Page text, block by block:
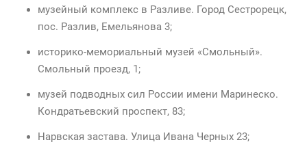
музейный комплекс в Разливе. Город Сестрорецк,
пос. Разлив, Емельянова 3;
историко-мемориальный музей «Смольный».
Смольный проезд, 1;
музей подводных сил России имени Маринеско.
Кондратьевский проспект, 83;
Нарвская застава. Улица Ивана Черных 23;